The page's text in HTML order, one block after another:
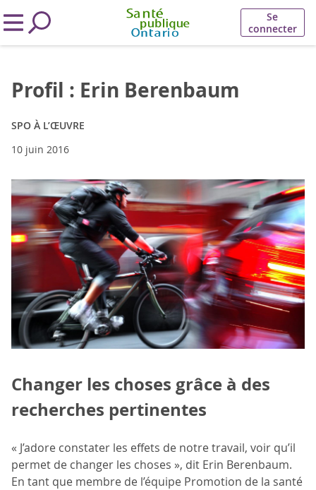
Se
connecter
Profil : Erin Berenbaum
SPO À L’ŒUVRE
10 juin 2016
Changer les choses grâce à des
recherches pertinentes
« J’adore constater les effets de notre travail, voir qu’il
permet de changer les choses », dit Erin Berenbaum.
En tant que membre de l’équipe Promotion de la santé